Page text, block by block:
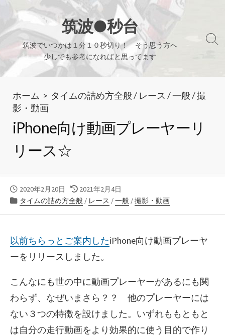
テ
ン
ツ
筑波●秒台
筑波でいつかは１分１０秒切り！ そう思う方へ
少しでも参考になればと思ってます
検
り
ホーム > タイムの詰め方全般/ レース /一般/撮
影・動画
iPhone向け動画プレーヤーリ
リース☆
公
開
2020年2月20日
最
終
日
2021年2月4日
カ
リ
ー
タイムの詰め方全般/ レース /一般/撮影・動画
以前ちらっとご案内したiPhone向け動画プレーヤ
ーをリリースしました。
こんなにも世の中に動画プレーヤーがあるにも関
わらず、なぜいまさら？？ 他のプレーヤーには
ない３つの特徴を設けました。いずれももともと
は自分の走行動画をより効果的に使う目的で作り